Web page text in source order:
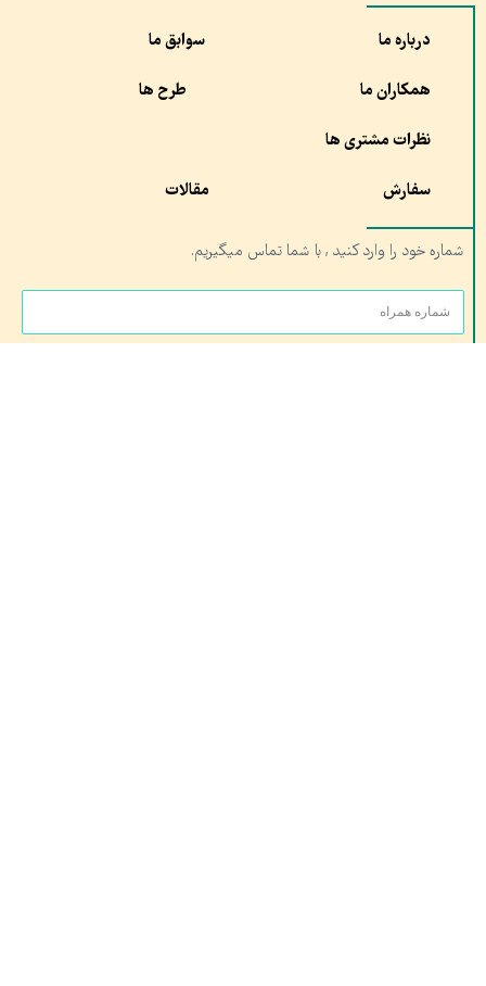
درباره ما سوابق ما
همکاران ما طرح ها
نظرات مشتری ها
سفارش مقالات
شماره خود را وارد کنید , با شما تماس میگیریم.